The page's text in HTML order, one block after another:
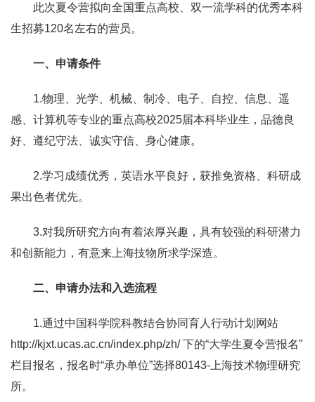
此次夏令营拟向全国重点高校、双一流学科的优秀本科
生招募120名左右的营员。
一、申请条件
1.物理、光学、机械、制冷、电子、自控、信息、遥
感、计算机等专业的重点高校2025届本科毕业生，品德良
好、遵纪守法、诚实守信、身心健康。
2.学习成绩优秀，英语水平良好，获推免资格、科研成
果出色者优先。
3.对我所研究方向有着浓厚兴趣，具有较强的科研潜力
和创新能力，有意来上海技物所求学深造。
二、申请办法和入选流程
1.通过中国科学院科教结合协同育人行动计划网站
http://kjxt.ucas.ac.cn/index.php/zh/ 下的“大学生夏令营报名”
栏目报名，报名时“承办单位”选择80143-上海技术物理研究
所。